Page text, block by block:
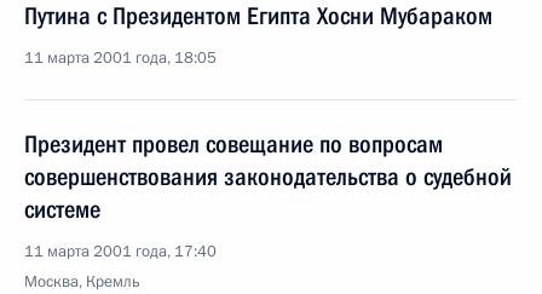
Путина с Президентом Египта Хосни Мубараком
11 марта 2001 года, 18:05
Президент провел совещание по вопросам
совершенствования законодательства о судебной
системе
11 марта 2001 года, 17:40
Москва, Кремль